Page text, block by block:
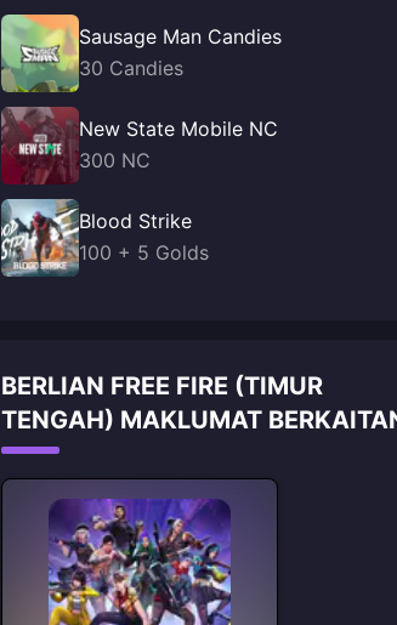
Sausage Man Candies
30 Candies
New State Mobile NC
300 NC
Blood Strike
100 + 5 Golds
BERLIAN FREE FIRE (TIMUR
TENGAH) MAKLUMAT